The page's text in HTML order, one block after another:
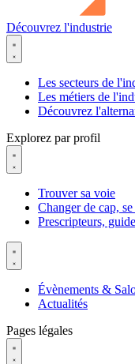
Découvrez l'industrie
Les secteurs de
Les métiers de
Découvrez
Explorez par profil
Trouver sa voie
Changer de cap,
Prescripteurs,
Évènements &
Actualités
Pages légales